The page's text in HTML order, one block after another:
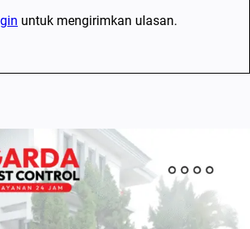
untuk mengirimkan ulasan.